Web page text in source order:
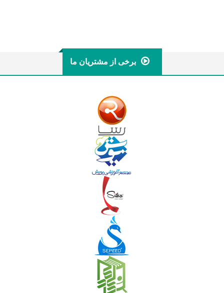
برخی از مشتریان ما